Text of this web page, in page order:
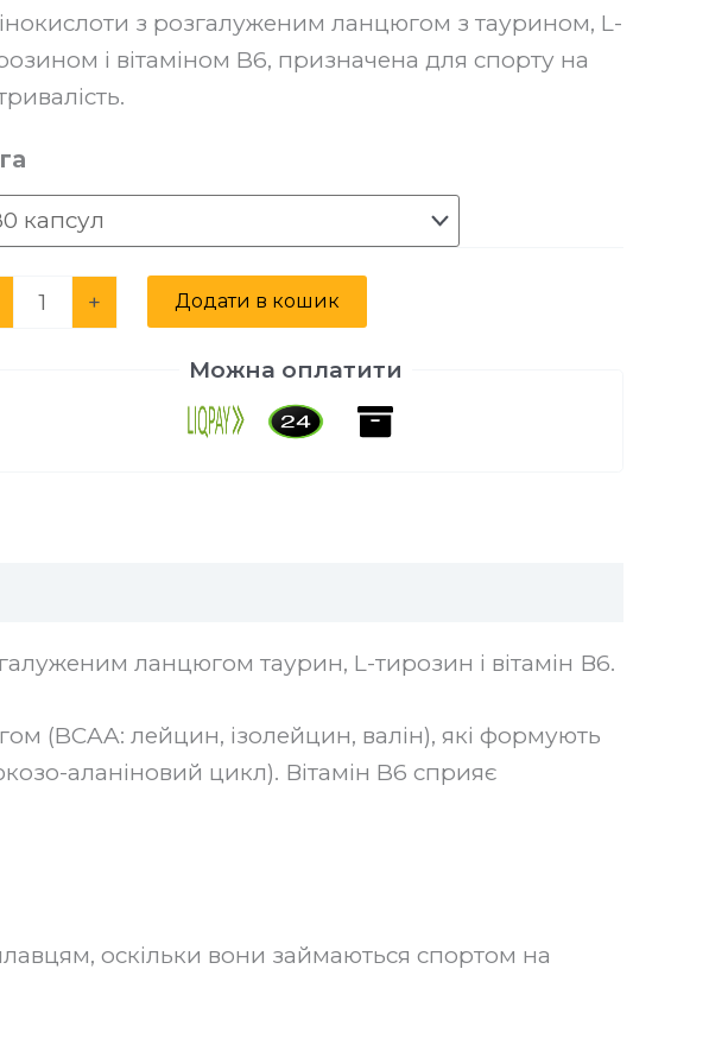
з розгалуженим ланцюгом з таурином, L-
і вітаміном B6, призначена для спорту на
+ Додати в кошик
Можна оплатити
ланцюгом таурин, L-тирозин і вітамін В6.
(BCAA: лейцин, ізолейцин, валін), які формують
аланіновий цикл). Вітамін B6 сприяє
оскільки вони займаються спортом на